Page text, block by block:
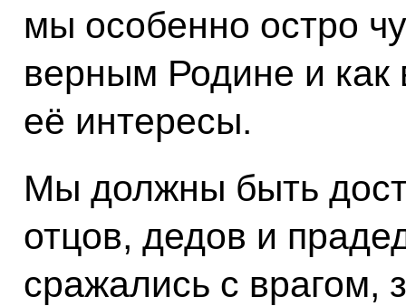
мы особенно остро
верным Родине и как
её интересы.
Мы должны быть
отцов, дедов и
сражались с